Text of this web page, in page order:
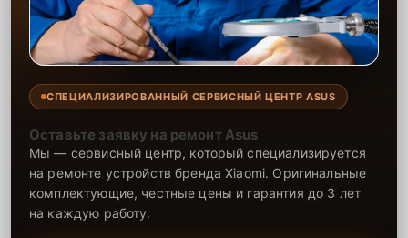
СПЕЦИАЛИЗИРОВАННЫЙ СЕРВИСНЫЙ ЦЕНТР ASUS
Оставьте заявку на ремонт Asus
Мы — сервисный центр, который специализируется
на ремонте устройств бренда Xiaomi. Оригинальные
комплектующие, честные цены и гарантия до 3 лет
на каждую работу.